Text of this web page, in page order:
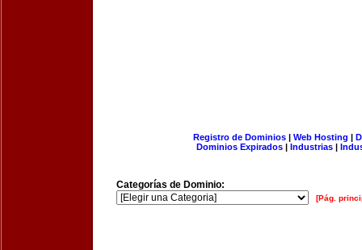
Registro de Dominios| Web Hosting |
Dominios Expirados | Industrias |
Categorías de Dominio:
[Pág.